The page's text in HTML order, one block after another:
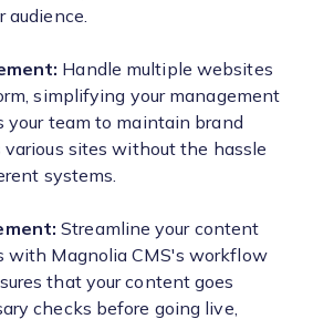
audience.
Handle multiple websites
simplifying your management
your team to maintain brand
various sites without the hassle
systems.
Streamline your content
with Magnolia CMS's workflow
that your content goes
checks before going live,